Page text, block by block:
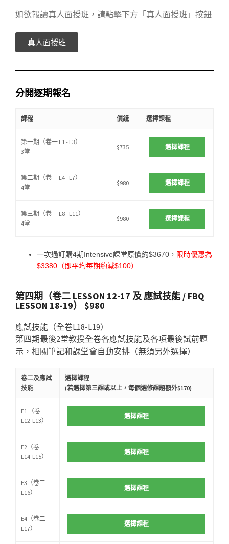
如欲報讀真人面授班，請點擊下方「真人面授班」按鈕
真人面授班
分開逐期報名
課程 價錢 選擇課程
第一期（卷一 L1 - L3）
3堂
$735 選擇課程
第二期（卷一 L4 - L7）
4堂
$980 選擇課程
第三期（卷一 L8 - L11）
4堂
$980 選擇課程
一次過訂購4期Intensive課堂原價約$3670， 限時優惠為
$3380（即平均每期約減$100）
第四期（卷二 LESSON 12-17 及 應試技能 / FBQ
LESSON 18-19） $980
應試技能（全卷L18-L19）
第四期最後2堂教授全卷各應試技能及各項最後試前題
示，相關筆記和課堂會自動安排（無須另外選擇）
卷二及應試
技能
選擇課程
(若選擇第三課或以上，每個選修課題額外$170)
E1 （卷二
L12-L13）
選擇課程
E2（卷二
L14-L15）
選擇課程
E3（卷二
L16）
選擇課程
E4（卷二
L17）
選擇課程